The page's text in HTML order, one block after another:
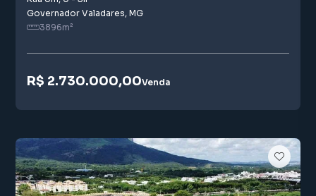
Governador Valadares, MG
3896m²
R$ 2.730.000,00Venda